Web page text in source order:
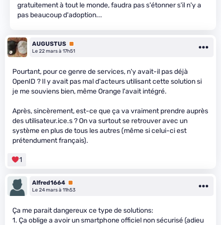
gratuitement à tout le monde, faudra pas s'étonner s'il n'y a
pas beaucoup d'adoption...
AUGUSTUS Premium
Le 22 mars à 17h51
Pourtant, pour ce genre de services, n'y avait-il pas déjà
OpenID ? Il y avait pas mal d'acteurs utilisant cette solution si
je me souviens bien, même Orange l'avait intégré.
Après, sincèrement, est-ce que ça va vraiment prendre auprès
des utilisateur.ice.s ? On va surtout se retrouver avec un
système en plus de tous les autres (même si celui-ci est
prétendument français).
1
Alfred1664 Premium
Le 24 mars à 11h53
Ça me parait dangereux ce type de solutions:
1. Ça oblige a avoir un smartphone officiel non sécurisé (adieu